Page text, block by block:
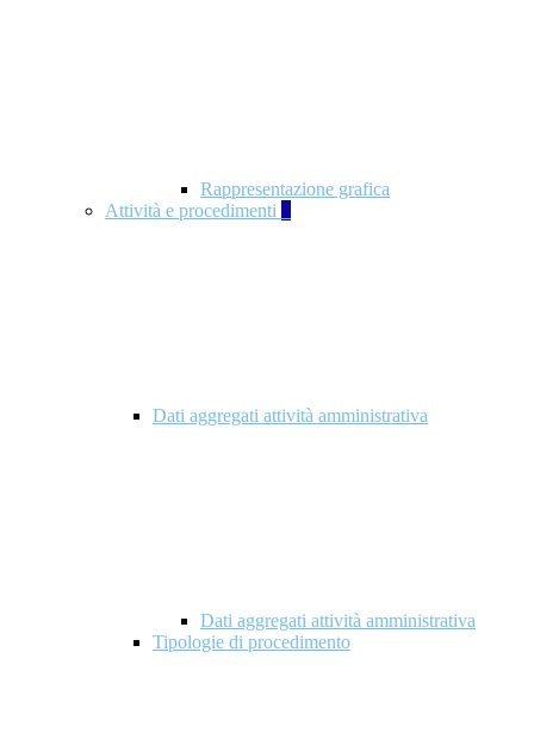
Rappresentazione grafica
Attività e procedimenti 5
Dati aggregati attività amministrativa
Dati aggregati attività amministrativa
Tipologie di procedimento